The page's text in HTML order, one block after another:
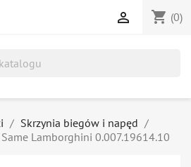
shopping_cart (0)

Skrzynia biegów i napęd
Lamborghini 0.007.19614.10